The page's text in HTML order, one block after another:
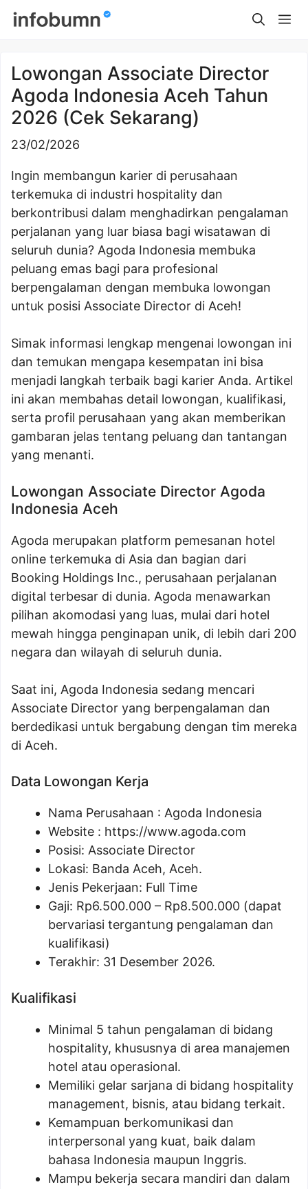
Skip
Lowongan Associate Director
Agoda Indonesia Aceh Tahun
2026 (Cek Sekarang)
23/02/2026
Ingin membangun karier di perusahaan
terkemuka di industri hospitality dan
berkontribusi dalam menghadirkan pengalaman
perjalanan yang luar biasa bagi wisatawan di
seluruh dunia? Agoda Indonesia membuka
peluang emas bagi para profesional
berpengalaman dengan membuka lowongan
untuk posisi Associate Director di Aceh!
Simak informasi lengkap mengenai lowongan ini
dan temukan mengapa kesempatan ini bisa
menjadi langkah terbaik bagi karier Anda. Artikel
ini akan membahas detail lowongan, kualifikasi,
serta profil perusahaan yang akan memberikan
gambaran jelas tentang peluang dan tantangan
yang menanti.
Lowongan Associate Director Agoda
Indonesia Aceh
Agoda merupakan platform pemesanan hotel
online terkemuka di Asia dan bagian dari
Booking Holdings Inc., perusahaan perjalanan
digital terbesar di dunia. Agoda menawarkan
pilihan akomodasi yang luas, mulai dari hotel
mewah hingga penginapan unik, di lebih dari 200
negara dan wilayah di seluruh dunia.
Saat ini, Agoda Indonesia sedang mencari
Associate Director yang berpengalaman dan
berdedikasi untuk bergabung dengan tim mereka
di Aceh.
Data Lowongan Kerja
Nama Perusahaan : Agoda Indonesia
Website : https://www.agoda.com
Posisi: Associate Director
Lokasi: Banda Aceh, Aceh.
Jenis Pekerjaan: Full Time
Gaji: Rp6.500.000 – Rp8.500.000 (dapat
bervariasi tergantung pengalaman dan
kualifikasi)
Terakhir: 31 Desember 2026.
Kualifikasi
Minimal 5 tahun pengalaman di bidang
hospitality, khususnya di area manajemen
hotel atau operasional.
Memiliki gelar sarjana di bidang hospitality
management, bisnis, atau bidang terkait.
Kemampuan berkomunikasi dan
interpersonal yang kuat, baik dalam
bahasa Indonesia maupun Inggris.
Mampu bekerja secara mandiri dan dalam